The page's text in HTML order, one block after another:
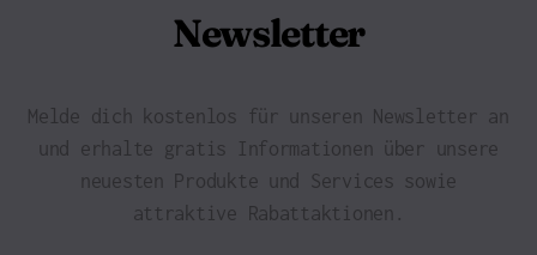
Newsletter
Melde dich kostenlos für unseren Newsletter an
und erhalte gratis Informationen über unsere
neuesten Produkte und Services sowie
attraktive Rabattaktionen.